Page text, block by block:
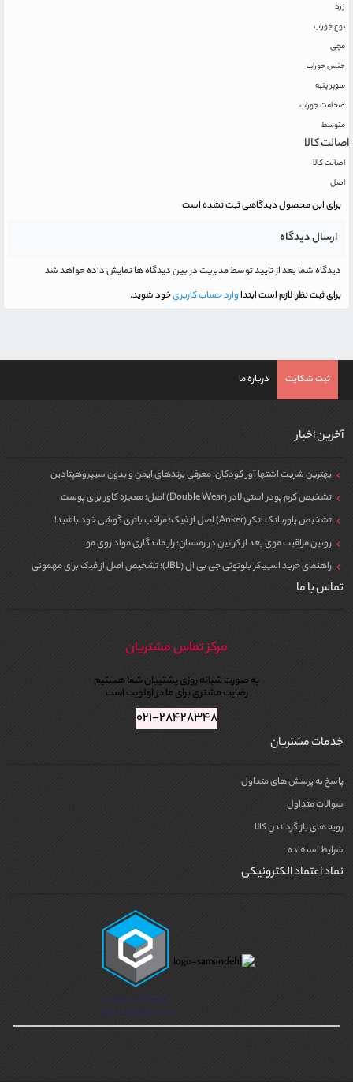
زرد
نوع جوراب
مچی
جنس جوراب
سوپر پنبه
ضخامت جوراب
متوسط
اصالت کالا
اصالت کالا
اصل
برای این محصول دیدگاهی ثبت نشده است
ارسال دیدگاه
دیدگاه شما بعد از تایید توسط مدیریت در بین دیدگاه ها نمایش داده خواهد شد
برای ثبت نظر، لازم است ابتداوارد حساب کاربریخود شوید.
ثبت شکایت درباره ما
آخرین اخبار
بهترین شربت اشتها آور کودکان؛ معرفی برندهای ایمن و بدون سیپروهپتادین
تشخیص کرم پودر استی لادر (Double Wear) اصل؛ معجزه کاور برای پوست
تشخیص پاوربانک انکر (Anker) اصل از فیک؛ مراقب باتری گوشی خود باشید!
روتین مراقبت موی بعد از کراتین در زمستان؛ راز ماندگاری مواد روی مو
راهنمای خرید اسپیکر بلوتوثی جی بی ال (JBL)؛ تشخیص اصل از فیک برای مهمونی
تماس با ما
مرکز تماس مشتریان
به صورت شبانه روزی پشتیبان شما هستیم
رضایت مشتری برای ما در اولویت است
۰۲۱-۲۸۴۲۸۳۴۸
خدمات مشتریان
پاسخ به پرسش های متداول
سوالات متداول
رویه های باز گرداندن کالا
شرایط استفاده
نماد اعتماد الکترونیکی